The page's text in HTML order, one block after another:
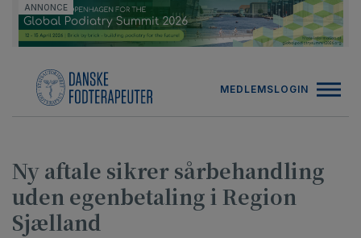
Hop
til
indholdet
ANNONCE
MEDLEMSLOGIN
Ny aftale sikrer sårbehandling
uden egenbetaling i Region
Sjælland